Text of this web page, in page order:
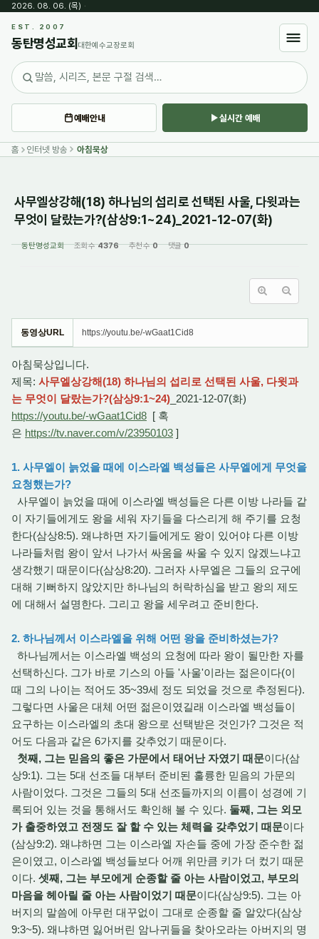
2026. 08. 06. (목) ·
EST. 2007
동탄명성교회 대한예수교장로회
예배안내 실시간 예배
홈 인터넷 방송 아침묵상
사무엘상강해(18) 하나님의 섭리로 선택된 사울, 다윗과는
무엇이 달랐는가?(삼상9:1~24)_2021-12-07(화)
동탄명성교회 조회 수4376 추천 수0 댓글0
동영상URL https://youtu.be/-wGaat1Cid8
아침묵상입니다.
제목: 사무엘상강해(18) 하나님의 섭리로 선택된 사울, 다윗과
는 무엇이 달랐는가?(삼상9:1~24) _2021-12-07(화)
https://youtu.be/-wGaat1Cid8 [ 혹
은 https://tv.naver.com/v/23950103 ]
1. 사무엘이 늙었을 때에 이스라엘 백성들은 사무엘에게 무엇을
요청했는가?
사무엘이 늙었을 때에 이스라엘 백성들은 다른 이방 나라들 같
이 자기들에게도 왕을 세워 자기들을 다스리게 해 주기를 요청
한다(삼상8:5). 왜냐하면 자기들에게도 왕이 있어야 다른 이방
나라들처럼 왕이 앞서 나가서 싸움을 싸울 수 있지 않겠느냐고
생각했기 때문이다(삼상8:20). 그러자 사무엘은 그들의 요구에
대해 기뻐하지 않았지만 하나님의 허락하심을 받고 왕의 제도
에 대해서 설명한다. 그리고 왕을 세우려고 준비한다.
2. 하나님께서 이스라엘을 위해 어떤 왕을 준비하셨는가?
하나님께서는 이스라엘 백성의 요청에 따라 왕이 될만한 자를
선택하신다. 그가 바로 기스의 아들 '사울'이라는 젊은이다(이
때 그의 나이는 적어도 35~39세 정도 되었을 것으로 추정된다).
그렇다면 사울은 대체 어떤 젊은이였길래 이스라엘 백성들이
요구하는 이스라엘의 초대 왕으로 선택받은 것인가? 그것은 적
어도 다음과 같은 6가지를 갖추었기 때문이다.
첫째, 그는 믿음의 좋은 가문에서 태어난 자였기 때문이다(삼
상9:1). 그는 5대 선조들 대부터 준비된 훌륭한 믿음의 가문의
사람이었다. 그것은 그들의 5대 선조들까지의 이름이 성경에 기
록되어 있는 것을 통해서도 확인해 볼 수 있다. 둘째, 그는 외모
가 출중하였고 전쟁도 잘 할 수 있는 체력을 갖추었기 때문이다
(삼상9:2). 왜냐하면 그는 이스라엘 자손들 중에 가장 준수한 젊
은이였고, 이스라엘 백성들보다 어깨 위만큼 키가 더 컸기 때문
이다. 셋째, 그는 부모에게 순종할 줄 아는 사람이었고, 부모의
마음을 헤아릴 줄 아는 사람이었기 때문이다(삼상9:5). 그는 아
버지의 말씀에 아무런 대꾸없이 그대로 순종할 줄 알았다(삼상
9:3~5). 왜냐하면 잃어버린 암나귀들을 찾아오라는 아버지의 명
Sketchbook5, 스케치북5
Sketchbook5, 스케치북5